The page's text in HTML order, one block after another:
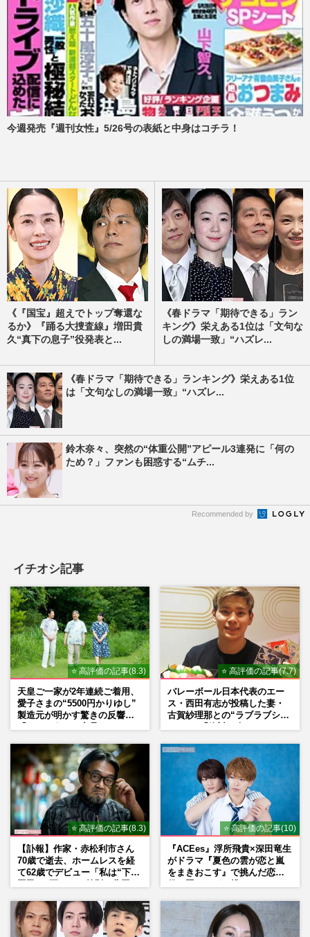
今週発売『週刊女性』5/26号の表紙と中身はコチラ！
《『国宝』超えでトップ奪還な
るか》『踊る大捜査線』増田貴
久“真下の息子”役発表と...
《春ドラマ「期待できる」ラン
キング》栄えある1位は「文句な
しの満場一致」“ハズレ...
《春ドラマ「期待できる」ランキング》栄えある1位
は「文句なしの満場一致」“ハズレ...
鈴木奈々、突然の“体重公開”アピール3連発に「何の
ため？」ファンも困惑する“ムチ...
Recommended by
イチオシ記事
⭐ 高評価の記事(8.3)
天皇ご一家が2年連続ご着用、
愛子さまの“5500円かりゆし”
製造元が明かす驚きの反響
⭐ 高評価の記事(7.7)
バレーボール日本代表のエー
ス・西田有志が投稿した妻・
古賀紗理那との“ラブラブショ
判殺到の理由
⭐ 高評価の記事(8.3)
【訃報】作家・赤松利市さん
70歳で逝去、ホームレスを経
て62歳でデビュー「私は“下級
⭐ 高評価の記事(10)
『ACEes』浮所飛貴×深田竜生
がドラマ『夏色の雲が恋と嵐
をまきおこす』で挑んだ恋人